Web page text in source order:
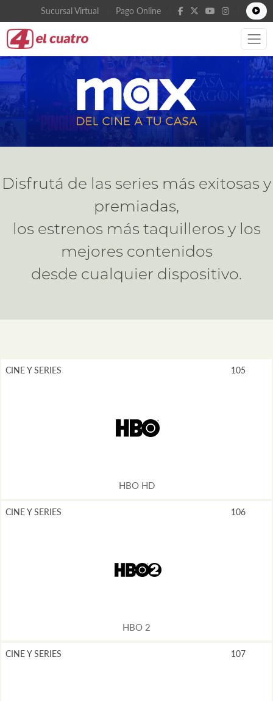
Sucursal Virtual Pago Online
Disfrutá de las series más exitosas y
premiadas,
los estrenos más taquilleros y los
mejores contenidos
desde cualquier dispositivo.
CINE Y SERIES 105
HBO HD
CINE Y SERIES 106
HBO 2
CINE Y SERIES 107